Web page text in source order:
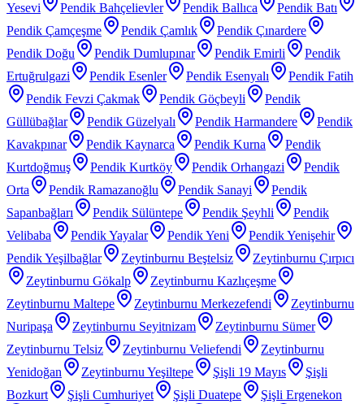
Yesevi
Pendik Bahçelievler Pendik Ballıca
Pendik Batı
Pendik Çamçeşme
Pendik Çamlık
Pendik Çınardere
Pendik Doğu
Pendik Dumlupınar Pendik Emirli
Pendik
Ertuğrulgazi
Pendik Esenler Pendik Esenyalı
Pendik Fatih
Pendik Fevzi Çakmak
Pendik Göçbeyli
Pendik
Güllübağlar
Pendik Güzelyalı Pendik Harmandere
Pendik
Kavakpınar
Pendik Kaynarca Pendik Kurna
Pendik
Kurtdoğmuş
Pendik Kurtköy Pendik Orhangazi
Pendik
Orta
Pendik Ramazanoğlu Pendik Sanayi
Pendik
Sapanbağları
Pendik Sülüntepe Pendik Şeyhli
Pendik
Velibaba
Pendik Yayalar Pendik Yeni
Pendik Yenişehir
Pendik Yeşilbağlar
Zeytinburnu Beştelsiz
Zeytinburnu Çırpıcı
Zeytinburnu Gökalp
Zeytinburnu Kazlıçeşme
Zeytinburnu Maltepe
Zeytinburnu Merkezefendi
Zeytinburnu
Nuripaşa
Zeytinburnu Seyitnizam
Zeytinburnu Sümer
Zeytinburnu Telsiz
Zeytinburnu Veliefendi
Zeytinburnu
Yenidoğan
Zeytinburnu Yeşiltepe Şişli 19 Mayıs
Şişli
Bozkurt
Şişli Cumhuriyet Şişli Duatepe
Şişli Ergenekon